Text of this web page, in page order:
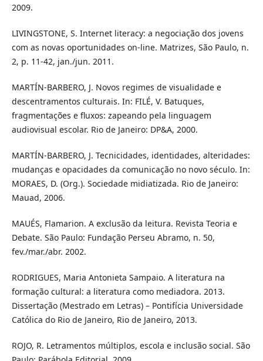
2009.
LIVINGSTONE, S. Internet literacy: a negociação dos jovens
com as novas oportunidades on-line. Matrizes, São Paulo, n.
2, p. 11-42, jan./jun. 2011.
MARTÍN-BARBERO, J. Novos regimes de visualidade e
descentramentos culturais. In: FILÉ, V. Batuques,
fragmentações e fluxos: zapeando pela linguagem
audiovisual escolar. Rio de Janeiro: DP&A, 2000.
MARTÍN-BARBERO, J. Tecnicidades, identidades, alteridades:
mudanças e opacidades da comunicação no novo século. In:
MORAES, D. (Org.). Sociedade midiatizada. Rio de Janeiro:
Mauad, 2006.
MAUÉS, Flamarion. A exclusão da leitura. Revista Teoria e
Debate. São Paulo: Fundação Perseu Abramo, n. 50,
fev./mar./abr. 2002.
RODRIGUES, Maria Antonieta Sampaio. A literatura na
formação cultural: a literatura como mediadora. 2013.
Dissertação (Mestrado em Letras) – Pontifícia Universidade
Católica do Rio de Janeiro, Rio de Janeiro, 2013.
ROJO, R. Letramentos múltiplos, escola e inclusão social. São